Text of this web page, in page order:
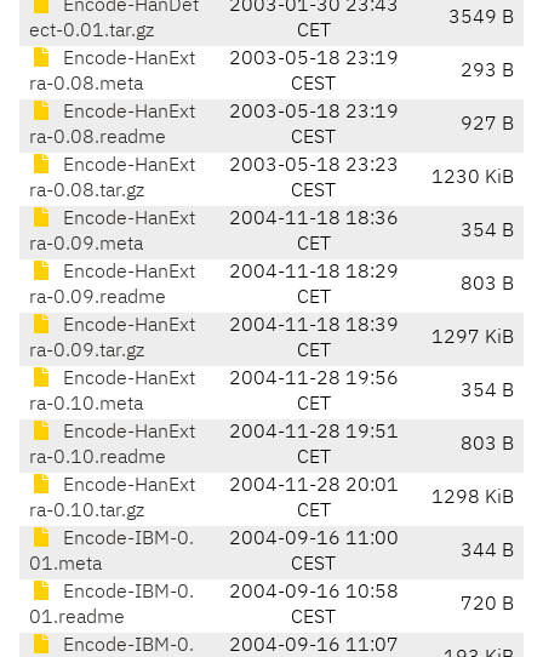
Encode-HanDet
ect-0.01.tar.gz
2003-01-30 23:43
CET
3549 B
Encode-HanExt
ra-0.08.meta
2003-05-18 23:19
CEST
293 B
Encode-HanExt
ra-0.08.readme
2003-05-18 23:19
CEST
927 B
Encode-HanExt
ra-0.08.tar.gz
2003-05-18 23:23
CEST
1230 KiB
Encode-HanExt
ra-0.09.meta
2004-11-18 18:36
CET
354 B
Encode-HanExt
ra-0.09.readme
2004-11-18 18:29
CET
803 B
Encode-HanExt
ra-0.09.tar.gz
2004-11-18 18:39
CET
1297 KiB
Encode-HanExt
ra-0.10.meta
2004-11-28 19:56
CET
354 B
Encode-HanExt
ra-0.10.readme
2004-11-28 19:51
CET
803 B
Encode-HanExt
ra-0.10.tar.gz
2004-11-28 20:01
CET
1298 KiB
Encode-IBM-0.
01.meta
2004-09-16 11:00
CEST
344 B
Encode-IBM-0.
01.readme
2004-09-16 10:58
CEST
720 B
Encode-IBM-0.
2004-09-16 11:07